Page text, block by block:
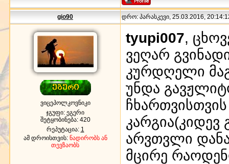
gio90 დრო: პარასკევი, 25.03.2016,
ვიცეპოლკოვნიკი
ჯგუფი: ეგერი
შეტყობინება: 420
რეპუტაცია: 1
ამ დროისთვის: ნადირობს ან
თევზაობს
tyupi007,
ვეღარ
კურდღელი
უნდა
არვთვლი
მცირე